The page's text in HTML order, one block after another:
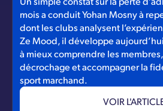
mois a conduit Yohan Mosny à
dont les clubs analysent
Ze Mood, il développe
à mieux comprendre les
décrochage et accompagner la
sport marchand.
VOIR